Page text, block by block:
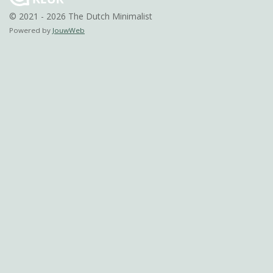
© 2021 - 2026 The Dutch Minimalist
Powered by JouwWeb